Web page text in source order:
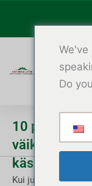
vahele
10 parimat
väikestele
Kui juhid väikest
Do